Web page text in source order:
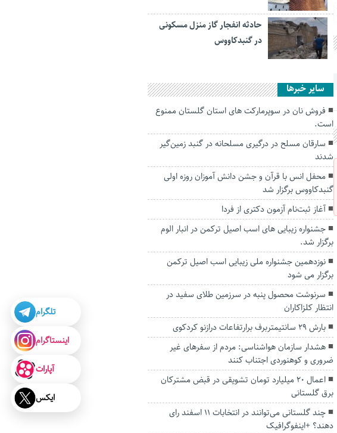
حادثه انفجار گاز منزل مسکونی
در گنبدکاووس
سایر خبرها
فروش نان در سوپرمارکت های استان گلستان ممنوع
است.
سارقان مسلح در درگیری مسلحانه در گنبد زمین‌گیر
شدند
محفل انس با قرآن و جشن دانش آموزان روزه اولی
گنبدکاووس برگزار شد
آغاز ثبت‌نام آزمون دکتری از فردا
جشنواره زیبایی های اسب اصیل ترکمن در انبار الوم
برگزار شد.
نوزدهمین جشنواره ملی زیبایی اسب اصیل ترکمن
برگزار می شود
سرنوشت محصول پنبه در سرزمین طلای سفید در
انتظار کلزاکاران
بارش ۲۹ سانتیمتربرف برارتفاعات درازنو کردکوی
هشدار سازمان هواشناسی: مردم از سفرهای غیر
ضروری و کوهنوردی اجتناب کنند
اعمال ۲۰ میلیارد تومان تشویقی در قبض مشترکان
برق گلستانی
چند گلستانی می‌توانند در انتخابات ۱۱ اسفند رای
دهند؟ +اینفوگرافیک
تلگرام
اینستاگرام
آپارات
ایکس